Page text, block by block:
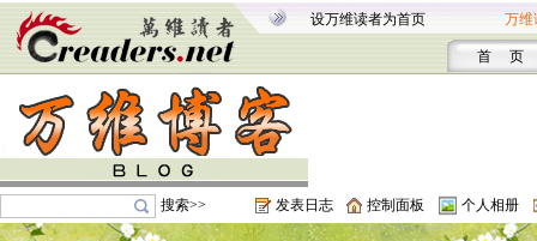
设万维读者为首页 万维
首 页
搜索>> 发表日志 控制面板 个人相册